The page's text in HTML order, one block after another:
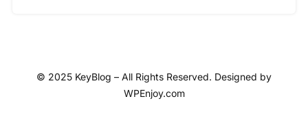
© 2025 KeyBlog – All Rights Reserved. Designed by
WPEnjoy.com